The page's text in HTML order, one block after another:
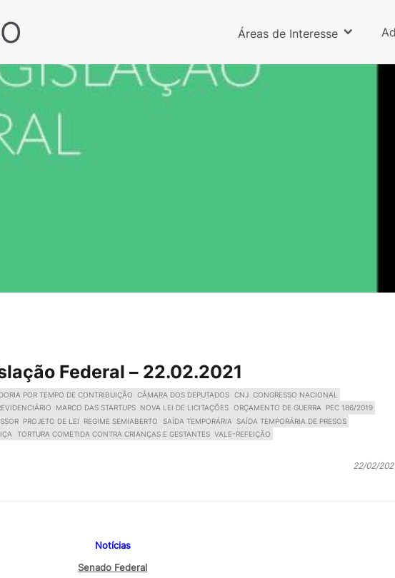
Áreas de Interesse
Federal – 22.02.2021
POR TEMPO DE CONTRIBUIÇÃO CÂMARA DOS DEPUTADOS CNJ CONGRESSO NACIONAL
MARCO DAS STARTUPS NOVA LEI DE LICITAÇÕES ORÇAMENTO DE GUERRA
PEC 186/2019
PROJETO DE LEI REGIME SEMIABERTO SAÍDA TEMPORÁRIA
SAÍDA TEMPORÁRIA DE PRESOS
TORTURA COMETIDA CONTRA CRIANÇAS E GESTANTES VALE-REFEIÇÃO
22/02/
Notícias
Senado Federal